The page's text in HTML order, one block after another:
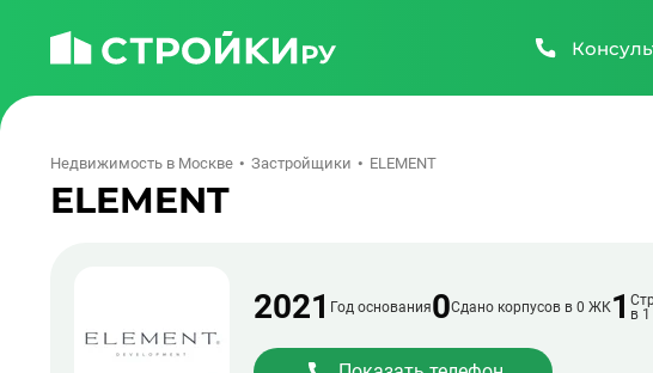
Недвижимость в Москве Застройщики ELEMENT
ELEMENT
2021 Год основания0Сдано корпусов в 0 ЖК1 в